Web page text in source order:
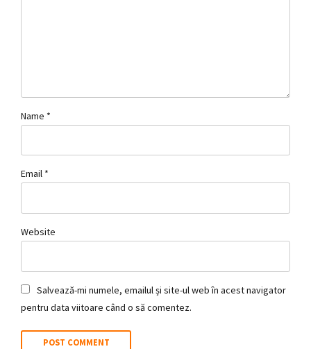
Name *
Email *
Website
Salvează-mi numele, emailul și site-ul web în acest navigator
pentru data viitoare când o să comentez.
POST COMMENT